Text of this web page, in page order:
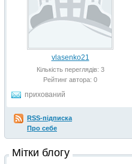
vlasenko21
Кількість переглядів: 3
Рейтинг автора: 0
прихований
RSS-підписка
Про себе
Мітки блогу